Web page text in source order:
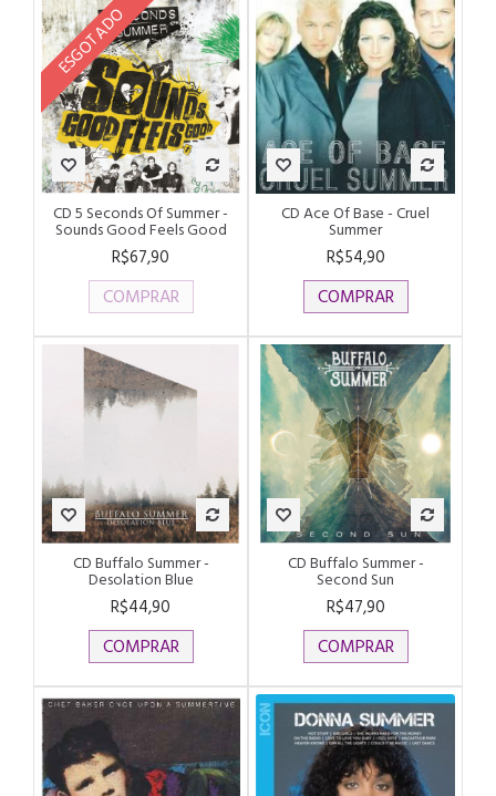
ESGOTADO
CD 5 Seconds Of Summer -
Sounds Good Feels Good
R$67,90
COMPRAR
CD Ace Of Base - Cruel
Summer
R$54,90
COMPRAR
CD Buffalo Summer -
Desolation Blue
R$44,90
COMPRAR
CD Buffalo Summer ‎-
Second Sun
R$47,90
COMPRAR